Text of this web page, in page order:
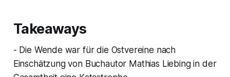
Takeaways
- Die Wende war für die Ostvereine nach
Einschätzung von Buchautor Mathias Liebing in der